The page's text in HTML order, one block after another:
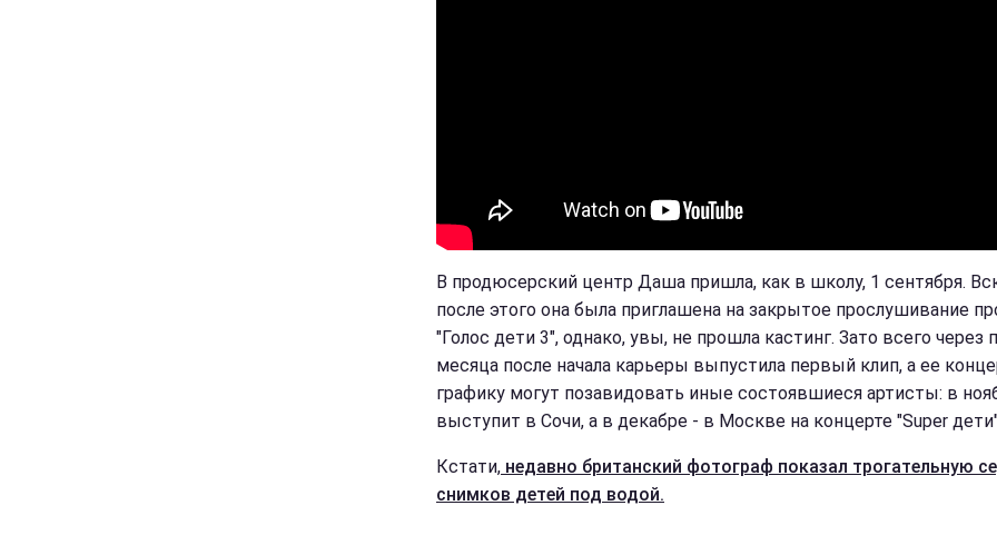
В продюсерский центр Даша пришла, как в школу, 1 сентября.
после этого она была приглашена на закрытое прослушивание
"Голос дети 3", однако, увы, не прошла кастинг. Зато всего через
месяца после начала карьеры выпустила первый клип, а ее
графику могут позавидовать иные состоявшиеся артисты: в
выступит в Сочи, а в декабре - в Москве на концерте "Super
Кстати, недавно британский фотограф показал трогательную
снимков детей под водой.